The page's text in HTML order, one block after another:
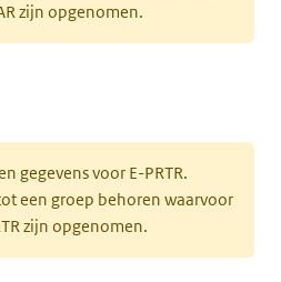
zijn opgenomen.
gegevens voor E-PRTR.
een groep behoren waarvoor
zijn opgenomen.